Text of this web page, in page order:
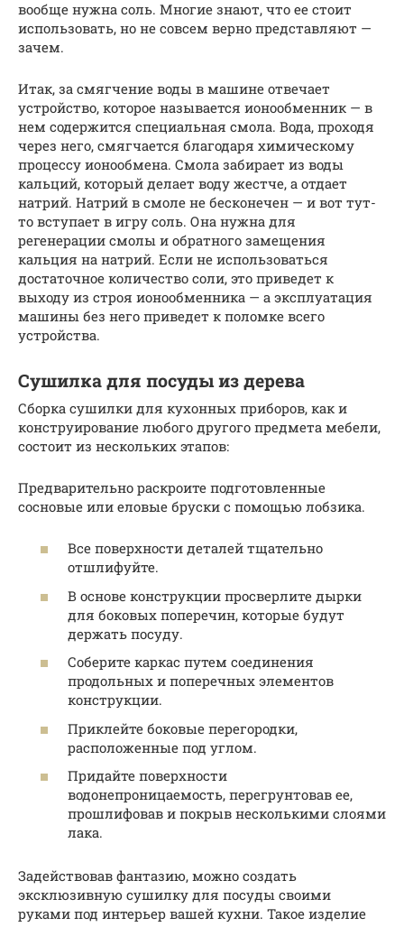
вообще нужна соль. Многие знают, что ее стоит
использовать, но не совсем верно представляют —
зачем.
Итак, за смягчение воды в машине отвечает
устройство, которое называется ионообменник — в
нем содержится специальная смола. Вода, проходя
через него, смягчается благодаря химическому
процессу ионообмена. Смола забирает из воды
кальций, который делает воду жестче, а отдает
натрий. Натрий в смоле не бесконечен — и вот тут-
то вступает в игру соль. Она нужна для
регенерации смолы и обратного замещения
кальция на натрий. Если не использоваться
достаточное количество соли, это приведет к
выходу из строя ионообменника — а эксплуатация
машины без него приведет к поломке всего
устройства.
Сушилка для посуды из дерева
Сборка сушилки для кухонных приборов, как и
конструирование любого другого предмета мебели,
состоит из нескольких этапов:
Предварительно раскроите подготовленные
сосновые или еловые бруски с помощью лобзика.
Все поверхности деталей тщательно
отшлифуйте.
В основе конструкции просверлите дырки
для боковых поперечин, которые будут
держать посуду.
Соберите каркас путем соединения
продольных и поперечных элементов
конструкции.
Приклейте боковые перегородки,
расположенные под углом.
Придайте поверхности
водонепроницаемость, перегрунтовав ее,
прошлифовав и покрыв несколькими слоями
лака.
Задействовав фантазию, можно создать
эксклюзивную сушилку для посуды своими
руками под интерьер вашей кухни. Такое изделие